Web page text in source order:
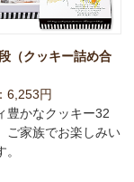
（クッキー詰め合
6,253円
豊かなクッキー32
ご家族でお楽しみい